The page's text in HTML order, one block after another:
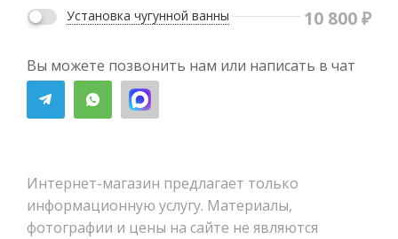
Установка чугунной ванны 10 800₽
Вы можете позвонить нам или написать в чат
Интернет-магазин предлагает только
информационную услугу. Материалы,
фотографии и цены на сайте не являются